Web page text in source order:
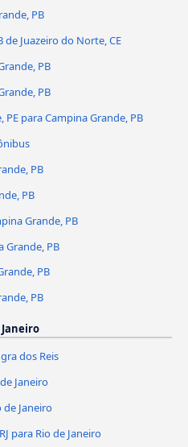
PB
Juazeiro do Norte, CE
PB
PB
para Campina Grande, PB
PB
PB
Grande, PB
Grande, PB
PB
PB
dos Reis
Janeiro
de Janeiro
para Rio de Janeiro